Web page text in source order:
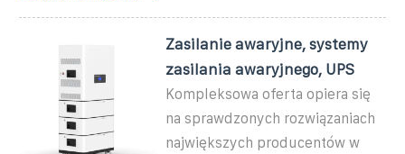
Zasilanie awaryjne, systemy
zasilania awaryjnego, UPS
Kompleksowa oferta opiera się
na sprawdzonych rozwiązaniach
największych producentów w